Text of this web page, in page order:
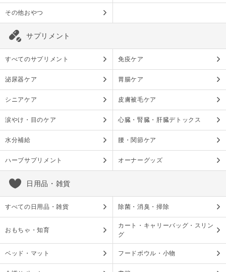
その他おやつ
サプリメント
すべてのサプリメント 免疫ケア
泌尿器ケア 胃腸ケア
シニアケア 皮膚被毛ケア
涙やけ・目のケア 心臓・腎臓・肝臓デトックス
水分補給 腰・関節ケア
ハーブサプリメント オーナーグッズ
日用品・雑貨
すべての日用品・雑貨 除菌・消臭・掃除
おもちゃ・知育
カート・キャリーバッグ・スリン
グ
ベッド・マット フードボウル・小物